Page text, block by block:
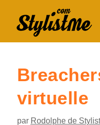
virtuelle
par Rodolphe de